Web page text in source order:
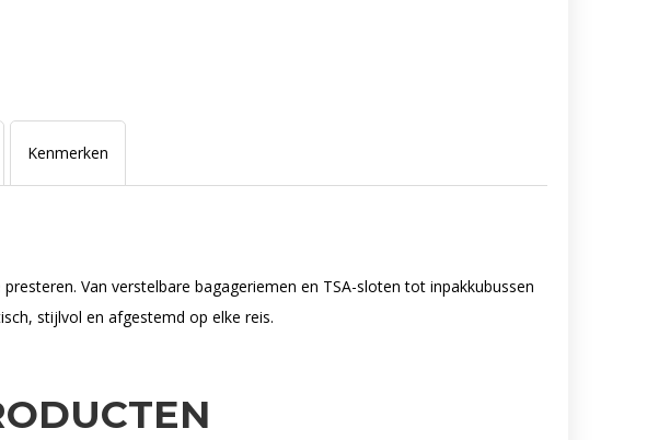
Kenmerken
Van verstelbare bagageriemen en TSA-sloten tot inpakkubussen
stijlvol en afgestemd op elke reis.